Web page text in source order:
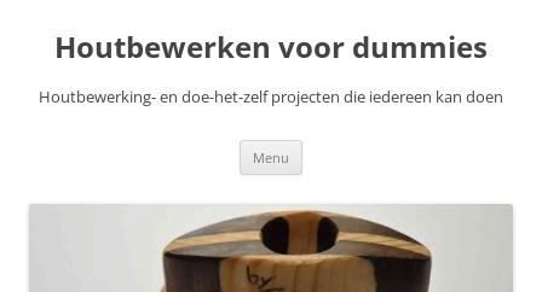
content
Houtbewerken voor dummies
Houtbewerking- en doe-het-zelf projecten die iedereen kan doen
Menu